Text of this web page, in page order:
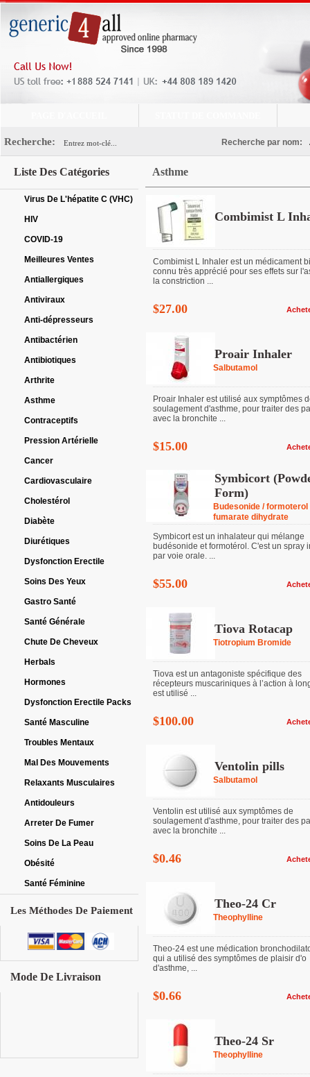
Recherche: Recherche par nom:
Liste Des Catégories
Virus De L'hépatite C (VHC)
HIV
COVID-19
Meilleures Ventes
Antiallergiques
Antiviraux
Anti-dépresseurs
Antibactérien
Antibiotiques
Arthrite
Asthme
Contraceptifs
Pression Artérielle
Cancer
Cardiovasculaire
Cholestérol
Diabète
Diurétiques
Dysfonction Erectile
Soins Des Yeux
Gastro Santé
Santé Générale
Chute De Cheveux
Herbals
Hormones
Dysfonction Erectile Packs
Santé Masculine
Troubles Mentaux
Mal Des Mouvements
Relaxants Musculaires
Antidouleurs
Arreter De Fumer
Soins De La Peau
Obésité
Santé Féminine
Les Méthodes De Paiement
Mode De Livraison
Asthme
Combimist L
Combimist L Inhaler est un médicament
connu très apprécié pour ses effets sur
la constriction ...
$27.00
Proair Inhaler
Salbutamol
Proair Inhaler est utilisé aux symptômes
soulagement d'asthme, pour traiter des
avec la bronchite ...
$15.00
Symbicort
Form)
Budesonide / formoterol
fumarate dihydrate
Symbicort est un inhalateur qui mélange
budésonide et formotérol. C'est un spray
par voie orale. ...
$55.00
Tiova Rotacap
Tiotropium Bromide
Tiova est un antagoniste spécifique des
récepteurs muscariniques à l’action à
est utilisé ...
$100.00
Ventolin pills
Salbutamol
Ventolin est utilisé aux symptômes de
soulagement d'asthme, pour traiter des
avec la bronchite ...
$0.46
Theo-24 Cr
Theophylline
Theo-24 est une médication
qui a utilisé des symptômes de plaisir d'o
d'asthme, ...
$0.66
Theo-24 Sr
Theophylline